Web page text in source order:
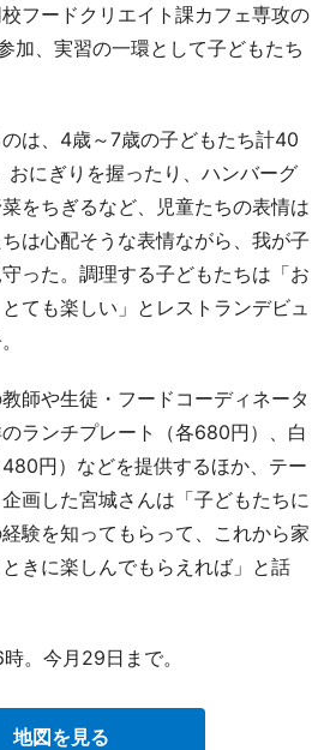
フードクリエイト課カフェ専攻の
加、実習の一環として子どもたち
は、4歳～7歳の子どもたち計40
おにぎりを握ったり、ハンバーグ
をちぎるなど、児童たちの表情は
は心配そうな表情ながら、我が子
った。調理する子どもたちは「お
ても楽しい」とレストランデビュ
師や生徒・フードコーディネータ
ランチプレート（各680円）、白
円）などを提供するほか、テー
画した宮城さんは「子どもたちに
験を知ってもらって、これから家
きに楽しんでもらえれば」と話
。今月29日まで。
地図を見る